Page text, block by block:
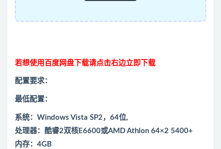
若想使用百度网盘下载请点击右边立即下载
配置要求：
最低配置：
系统：Windows Vista SP2，64位,
处理器：酷睿2双核E6600或AMD Athlon 64×2 5400+
内存：4GB